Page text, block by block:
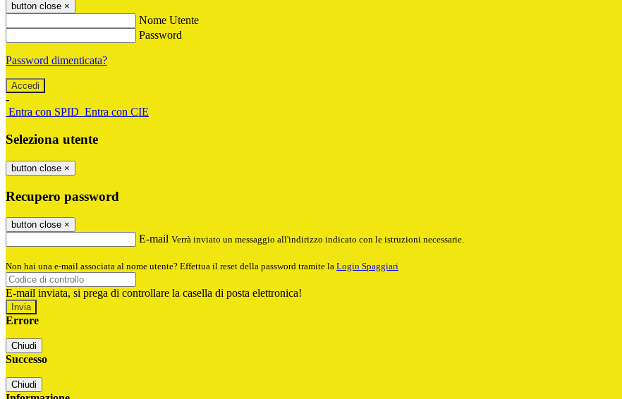
button close ×
Nome Utente
Password
Password dimenticata?
-
Entra con SPID Entra con CIE
Seleziona utente
button close ×
Recupero password
button close ×
E-mail Verrà inviato un messaggio all'indirizzo indicato con le istruzioni necessarie.
Non hai una e-mail associata al nome utente? Effettua il reset della password tramite la Login Spaggiari
E-mail inviata, si prega di controllare la casella di posta elettronica!
Errore
Chiudi
Successo
Chiudi